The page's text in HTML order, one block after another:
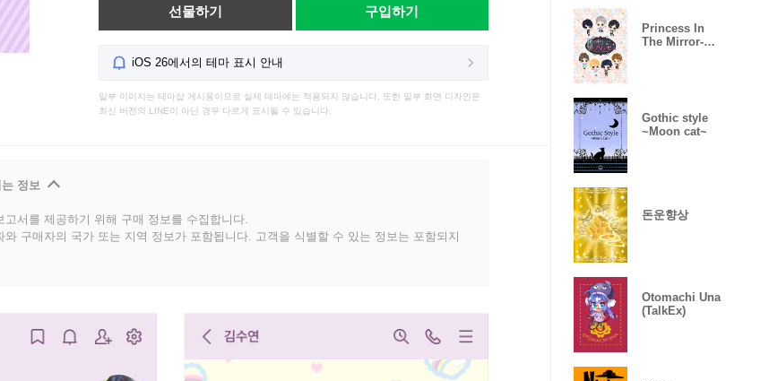
선물하기 구입하기
iOS 26에서의 테마 표시 안내
일부 이미지는 테마샵 게시용이므로 실제 테마에는 적용되지 않습니다. 또한 일부 화면 디자인은
최신 버전의 LINE이 아닌 경우 다르게 표시될 수 있습니다.
정보
고서를 제공하기 위해 구매 정보를 수집합니다.
와 구매자의 국가 또는 지역 정보가 포함됩니다. 고객을 식별할 수 있는 정보는 포함되지
Princess In
The Mirror-
Gothic style
~Moon cat~
돈운향상
Otomachi Una
(TalkEx)